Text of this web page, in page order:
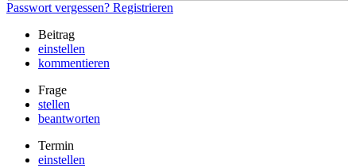
Passwort vergessen? Registrieren
Beitrag
einstellen
kommentieren
Frage
stellen
beantworten
Termin
einstellen